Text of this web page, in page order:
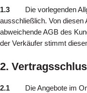
1.3
Die vorlegenden
ausschließlich. Von diesen
abweichende AGB des
der Verkäufer stimmt
2.
2.1
Die Angebote im